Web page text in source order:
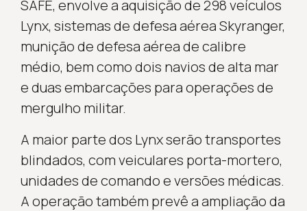
SAFE, envolve a aquisição de 298 veículos
Lynx, sistemas de defesa aérea Skyranger,
munição de defesa aérea de calibre
médio, bem como dois navios de alta mar
e duas embarcações para operações de
mergulho militar.
A maior parte dos Lynx serão transportes
blindados, com veiculares porta-mortero,
unidades de comando e versões médicas.
A operação também prevê a ampliação da